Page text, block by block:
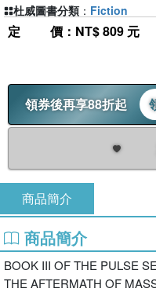
定價 ：NT$ 809 元
領券後再享88折起
杜威圖書分類 ： Fiction
商品簡介
商品簡介
BOOK III OF THE PULSE
THE AFTERMATH OF